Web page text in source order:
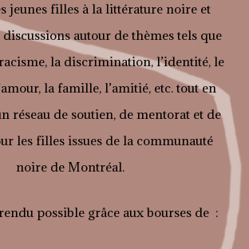
jeunes filles à la littérature noire et
discussions autour de thèmes tels que
la discrimination, l’identité, le
la famille, l’amitié, etc. tout en
réseau de soutien, de mentorat et de
les filles issues de la communauté
noire de Montréal.
possible grâce aux bourses de :